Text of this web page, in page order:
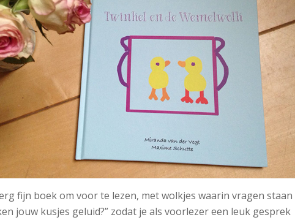
fijn boek om voor te lezen, met wolkjes waarin vragen staan
jouw kusjes geluid?” zodat je als voorlezer een leuk gesprek